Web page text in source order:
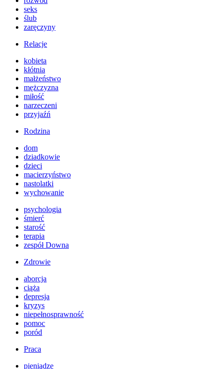
seks
ślub
zaręczyny
Relacje
kobieta
kłótnia
małżeństwo
mężczyzna
miłość
narzeczeni
przyjaźń
Rodzina
dom
dziadkowie
dzieci
macierzyństwo
nastolatki
wychowanie
psychologia
śmierć
starość
terapia
zespół Downa
Zdrowie
aborcja
ciąża
depresja
kryzys
niepełnosprawność
pomoc
poród
Praca
pieniądze